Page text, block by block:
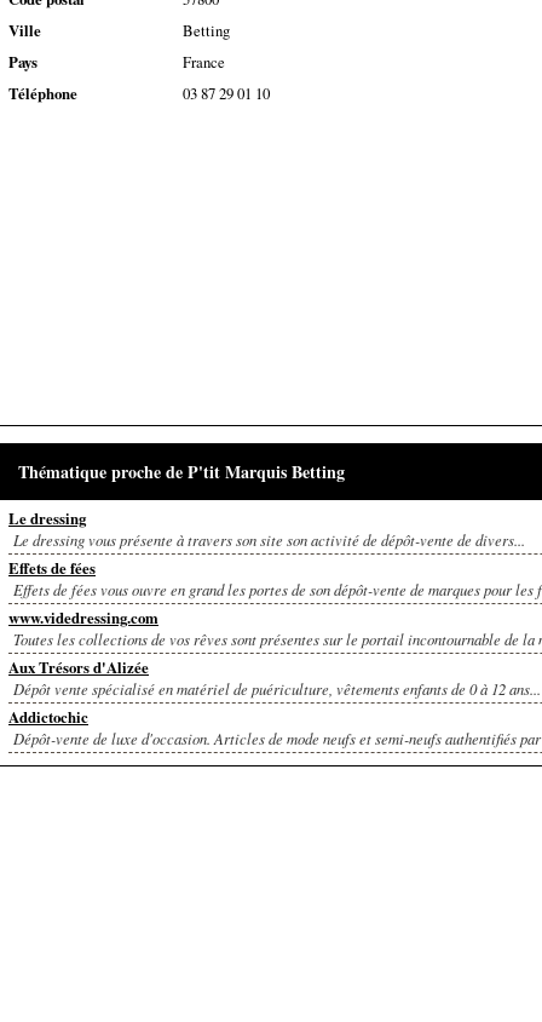
Ville
Betting
Pays
France
Téléphone
03 87 29 01 10
Thématique proche de P'tit Marquis Betting
Le dressing
Le dressing vous présente à travers son site son activité de dépôt-vente de divers...
Effets de fées
Effets de fées vous ouvre en grand les portes de son dépôt-vente de marques pour les
www.videdressing.com
Toutes les collections de vos rêves sont présentes sur le portail incontournable de la
Aux Trésors d'Alizée
Dépôt vente spécialisé en matériel de puériculture, vêtements enfants de 0 à 12 ans...
Addictochic
Dépôt-vente de luxe d'occasion. Articles de mode neufs et semi-neufs authentifiés